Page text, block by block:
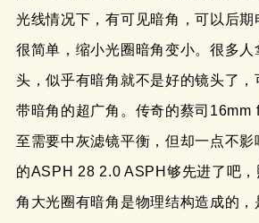
光线情况下，有可见暗角，可以后期
很简单，缩小光圈暗角变小。很多
头，似乎有暗角就不是好的镜头了，
带暗角的超广角。传奇的蔡司16mm
至需要中灰滤镜平衡，但却一点不
的ASPH 28 2.0 ASPH够先进了吧
角大光圈有暗角是物理结构造成的，